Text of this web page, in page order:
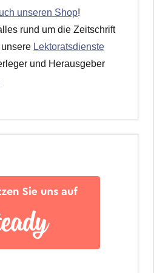
unseren Shop!
rund um die Zeitschrift
unsere Lektoratsdienste
und Herausgeber